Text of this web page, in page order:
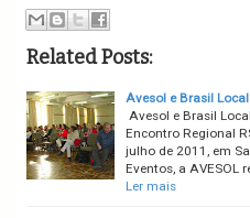
Related Posts:
Avesol e Brasil Local
Avesol e Brasil
Encontro Regional
julho de 2011, em
Eventos, a AVESOL
Ler mais